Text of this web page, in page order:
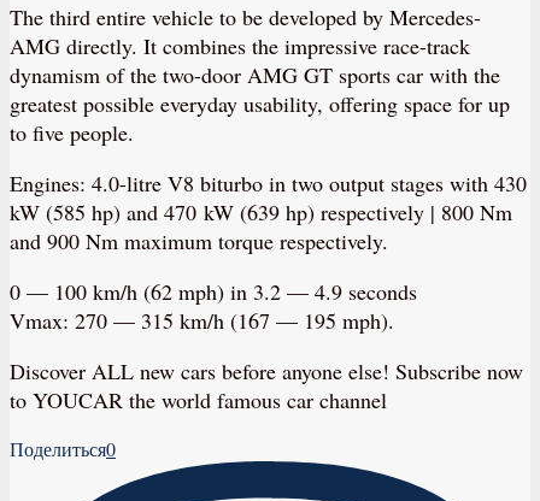
The third entire vehicle to be developed by Mercedes-
AMG directly. It combines the impressive race-track
dynamism of the two-door AMG GT sports car with the
greatest possible everyday usability, offering space for up
to five people.
Engines: 4.0-litre V8 biturbo in two output stages with 430
kW (585 hp) and 470 kW (639 hp) respectively | 800 Nm
and 900 Nm maximum torque respectively.
0 — 100 km/h (62 mph) in 3.2 — 4.9 seconds
Vmax: 270 — 315 km/h (167 — 195 mph).
Discover ALL new cars before anyone else! Subscribe now
to YOUCAR the world famous car channel
Поделиться0